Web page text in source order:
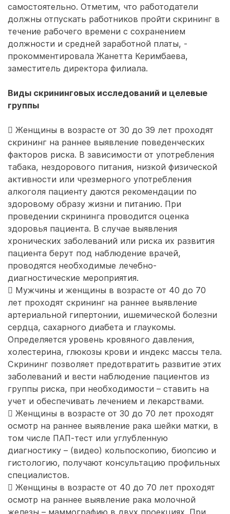
самостоятельно. Отметим, что работодатели
должны отпускать работников пройти скрининг в
течение рабочего времени с сохранением
должности и средней заработной платы, -
прокомментировала Жанетта Керимбаева,
заместитель директора филиала.
Виды скрининговых исследований и целевые
группы
 Женщины в возрасте от 30 до 39 лет проходят
скрининг на раннее выявление поведенческих
факторов риска. В зависимости от употребления
табака, нездорового питания, низкой физической
активности или чрезмерного употребления
алкоголя пациенту даются рекомендации по
здоровому образу жизни и питанию. При
проведении скрининга проводится оценка
здоровья пациента. В случае выявления
хронических заболеваний или риска их развития
пациента берут под наблюдение врачей,
проводятся необходимые лечебно-
диагностические мероприятия.
 Мужчины и женщины в возрасте от 40 до 70
лет проходят скрининг на раннее выявление
артериальной гипертонии, ишемической болезни
сердца, сахарного диабета и глаукомы.
Определяется уровень кровяного давления,
холестерина, глюкозы крови и индекс массы тела.
Скрининг позволяет предотвратить развитие этих
заболеваний и вести наблюдение пациентов из
группы риска, при необходимости – ставить на
учет и обеспечивать лечением и лекарствами.
 Женщины в возрасте от 30 до 70 лет проходят
осмотр на раннее выявление рака шейки матки, в
том числе ПАП-тест или углубленную
диагностику – (видео) кольпоскопию, биопсию и
гистологию, получают консультацию профильных
специалистов.
 Женщины в возрасте от 40 до 70 лет проходят
осмотр на раннее выявление рака молочной
железы – маммографию в двух проекциях. При